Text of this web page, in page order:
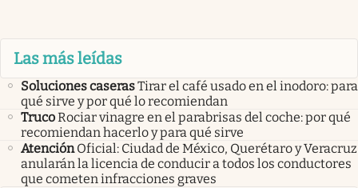
Las más leídas
Soluciones caserasTirar el café usado en el inodoro: para
qué sirve y por qué lo recomiendan
TrucoRociar vinagre en el parabrisas del coche: por qué
recomiendan hacerlo y para qué sirve
Atención Oficial: Ciudad de México, Querétaro y Veracruz
anularán la licencia de conducir a todos los conductores
que cometen infracciones graves